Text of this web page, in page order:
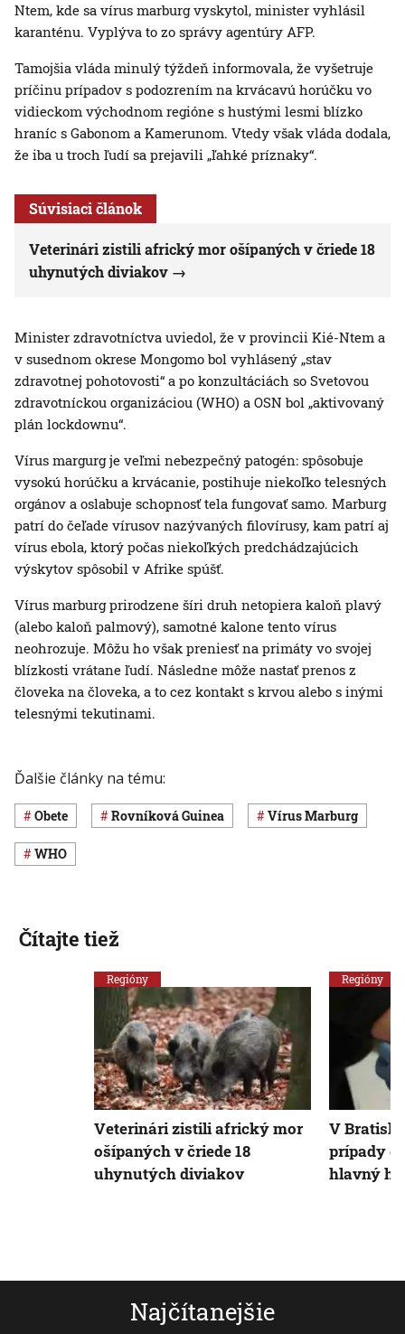
Ntem, kde sa vírus marburg vyskytol, minister vyhlásil
karanténu. Vyplýva to zo správy agentúry AFP.
Tamojšia vláda minulý týždeň informovala, že vyšetruje
príčinu prípadov s podozrením na krvácavú horúčku vo
vidieckom východnom regióne s hustými lesmi blízko
hraníc s Gabonom a Kamerunom. Vtedy však vláda dodala,
že iba u troch ľudí sa prejavili „ľahké príznaky“.
Súvisiaci článok
Veterinári zistili africký mor ošípaných v čriede 18
uhynutých diviakov
Minister zdravotníctva uviedol, že v provincii Kié-Ntem a
v susednom okrese Mongomo bol vyhlásený „stav
zdravotnej pohotovosti“ a po konzultáciách so Svetovou
zdravotníckou organizáciou (WHO) a OSN bol „aktivovaný
plán lockdownu“.
Vírus margurg je veľmi nebezpečný patogén: spôsobuje
vysokú horúčku a krvácanie, postihuje niekoľko telesných
orgánov a oslabuje schopnosť tela fungovať samo. Marburg
patrí do čeľade vírusov nazývaných filovírusy, kam patrí aj
vírus ebola, ktorý počas niekoľkých predchádzajúcich
výskytov spôsobil v Afrike spúšť.
Vírus marburg prirodzene šíri druh netopiera kaloň plavý
(alebo kaloň palmový), samotné kalone tento vírus
neohrozuje. Môžu ho však preniesť na primáty vo svojej
blízkosti vrátane ľudí. Následne môže nastať prenos z
človeka na človeka, a to cez kontakt s krvou alebo s inými
telesnými tekutinami.
Ďalšie články na tému:
obete Rovníková Guinea vírus Marburg
WHO
Najčítanejšie
Čítajte tiež
Regióny
Veterinári zistili africký mor
ošípaných v čriede 18
uhynutých diviakov
Regióny
V
prípady
hlavný